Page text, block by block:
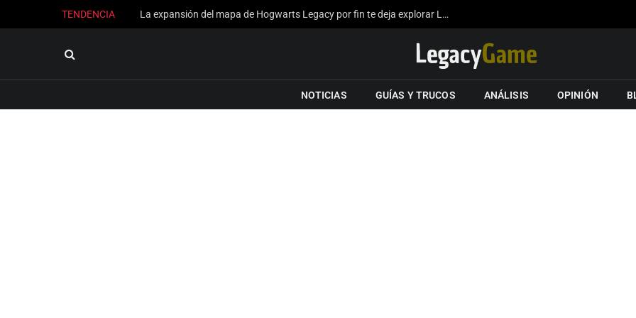
TENDENCIA La expansión del mapa de Hogwarts Legacy por fin te deja explorar Londres gracias a los fans
NOTICIAS GUÍAS Y TRUCOS ANÁLISIS OPINIÓN